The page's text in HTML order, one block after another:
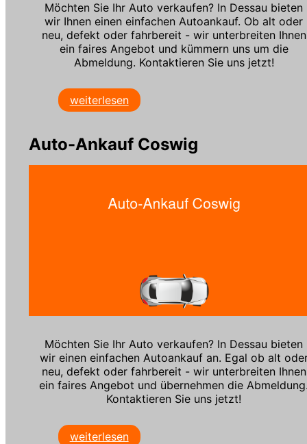
Möchten Sie Ihr Auto verkaufen? In Dessau bieten
wir Ihnen einen einfachen Autoankauf. Ob alt oder
neu, defekt oder fahrbereit - wir unterbreiten Ihnen
ein faires Angebot und kümmern uns um die
Abmeldung. Kontaktieren Sie uns jetzt!
weiterlesen
Auto-Ankauf Coswig
Möchten Sie Ihr Auto verkaufen? In Dessau bieten
wir einen einfachen Autoankauf an. Egal ob alt
neu, defekt oder fahrbereit - wir unterbreiten Ihnen
ein faires Angebot und übernehmen die
Kontaktieren Sie uns jetzt!
weiterlesen